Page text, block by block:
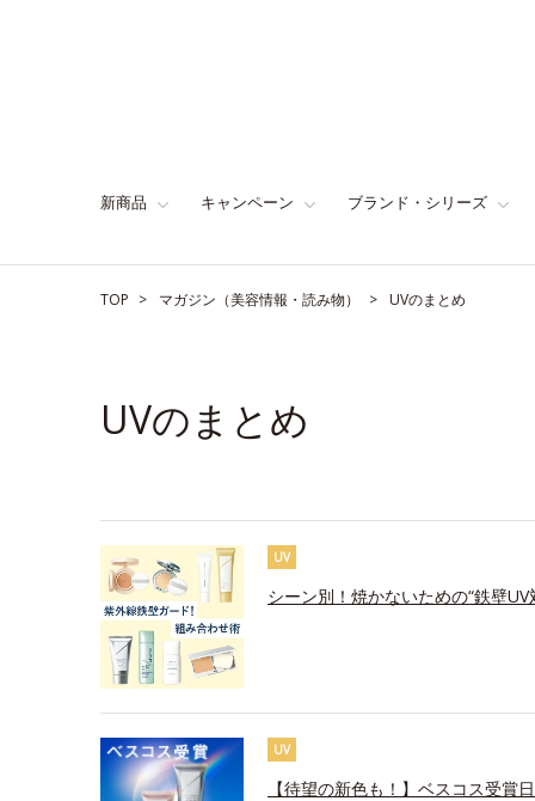
新商品 キャンペーン ブランド・シリーズ
TOP マガジン（美容情報・読み物） UVのまとめ
UVのまとめ
UV
シーン別！焼かないための“鉄壁
UV
【待望の新色も！】ベスコス受賞